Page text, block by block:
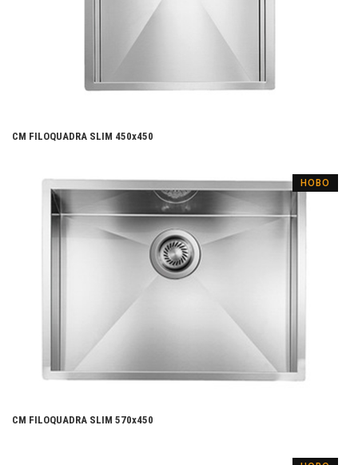
CM FILOQUADRA SLIM 450x450
НОВО
CM FILOQUADRA SLIM 570x450